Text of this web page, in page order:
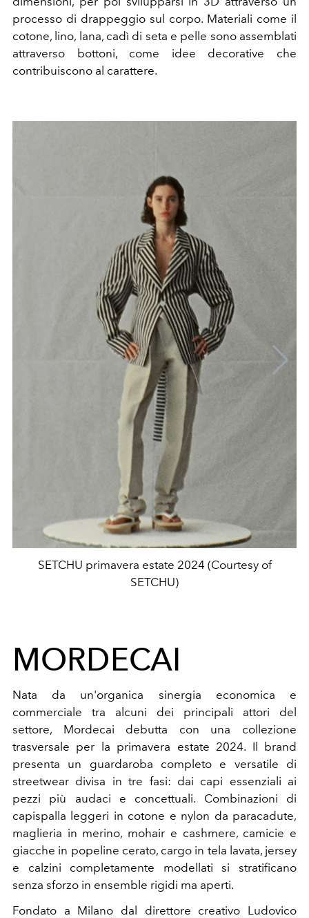
processo di drappeggio sul corpo. Materiali come il
cotone, lino, lana, cadì di seta e pelle sono assemblati
attraverso bottoni, come idee decorative che
contribuiscono al carattere.
SETCHU primavera estate 2024 (Courtesy of
SETCHU)
MORDECAI
Nata da un'organica sinergia economica e
commerciale tra alcuni dei principali attori del
settore, Mordecai debutta con una collezione
trasversale per la primavera estate 2024. Il brand
presenta un guardaroba completo e versatile di
streetwear divisa in tre fasi: dai capi essenziali ai
pezzi più audaci e concettuali. Combinazioni di
capispalla leggeri in cotone e nylon da paracadute,
maglieria in merino, mohair e cashmere, camicie e
giacche in popeline cerato, cargo in tela lavata, jersey
e calzini completamente modellati si stratificano
senza sforzo in ensemble rigidi ma aperti.
Fondato a Milano dal direttore creativo Ludovico